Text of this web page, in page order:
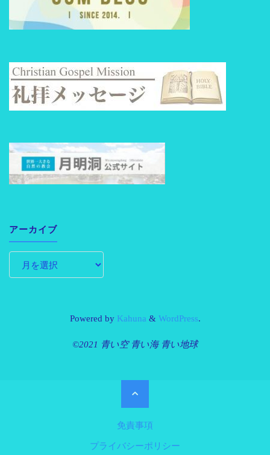
アーカイブ
Powered byKahuna & WordPress.
©2021 青い空 青い海 青い地球
免責事項
プライバシーポリシー